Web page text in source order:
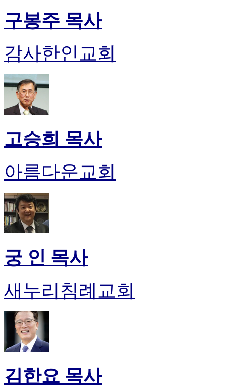
구봉주 목사
감사한인교회
고승희 목사
아름다운교회
궁 인 목사
새누리침례교회
김한요 목사